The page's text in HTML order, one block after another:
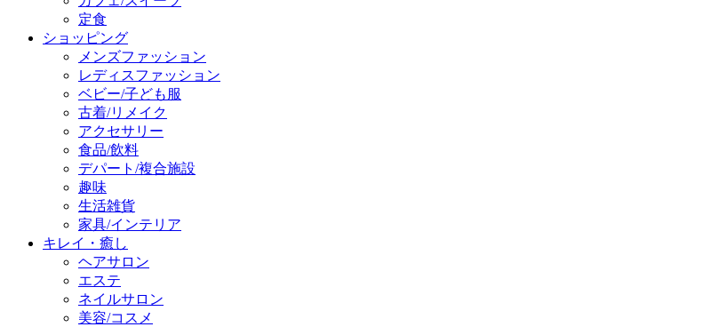
定食
ショッピング
メンズファッション
レディスファッション
ベビー/子ども服
古着/リメイク
アクセサリー
食品/飲料
デパート/複合施設
趣味
生活雑貨
家具/インテリア
キレイ・癒し
ヘアサロン
エステ
ネイルサロン
美容/コスメ